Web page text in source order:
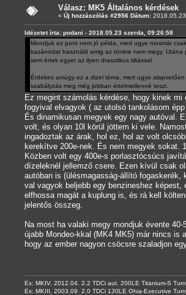
Válasz: MK5 Általános kérdések
« Új hozzászólás #2956 Dátum:
Idézetet írta: podani - 2018.05.23 szerda, 09:26:58
Mondjuk ez pont nem jó példa, mert ugye mosmár
kazánodat használd amig az tönkre nem megy.
sem értek egyet az ilyen drasztikus tiltással.
Érdekes amúgy ez a dizel téma, mert ugye
szabályzás meg még jobban értelmetlenné teszi.
Ez megint számolás kérdése, hogy kinek
fogyival elvagyok ( az utolsó tankolásom
És dinamikusan megyek egy nagy autóval.
volt, és olyan 10l körül jöttem ki vele.
ingadoztak az árak, hol ez, hol az volt
kerekítve 200e-nek. És nem megyek sokat.
Közben volt egy 400e-s porlasztócsúcs
dízeleknél jellemző csere. Ezen kívül csak
autóban is (ülésmagasság-állító fogaskerék,
val vagyok beljebb egy benzineshez
elfhossa magát a kuplung is, és rá kell
jelentős összeg.
Na most ha valaki megy mondjuk évente
újabb Mondeo-kkal (MK4 MK5) már nincs is
hogy az ember nagyon csöcsre szaladjon
Ex: MKIV, 2012.04. 2.2 TDCi aut. 200LE Titanium-S
Ex: MKIII, 2003.09. 2.0 TDCi 130LE Ghia-Executive